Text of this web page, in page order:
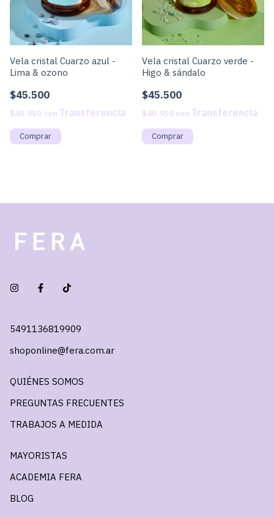
Vela cristal Cuarzo azul -
Lima & ozono
$45.500
$40.950 con
Vela cristal Cuarzo verde -
Higo & sándalo
$45.500
$40.950 con
5491136819909
shoponline@fera.com.ar
QUIÉNES SOMOS
PREGUNTAS FRECUENTES
TRABAJOS A MEDIDA
MAYORISTAS
ACADEMIA FERA
BLOG